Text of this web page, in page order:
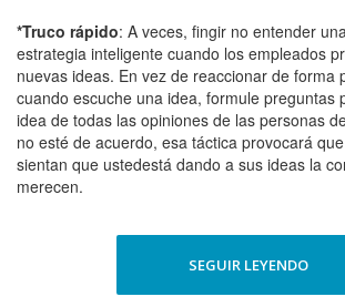
*Truco rápido: A veces, fingir no entender
estrategia inteligente cuando los empleados
nuevas ideas. En vez de reaccionar de forma
cuando escuche una idea, formule preguntas
idea de todas las opiniones de las personas
no esté de acuerdo, esa táctica provocará
sientan que ustedestá dando a sus ideas la
merecen.
SEGUIR LEYENDO